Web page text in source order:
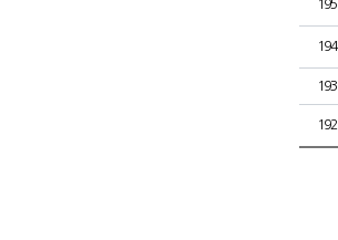
195
194
193
192